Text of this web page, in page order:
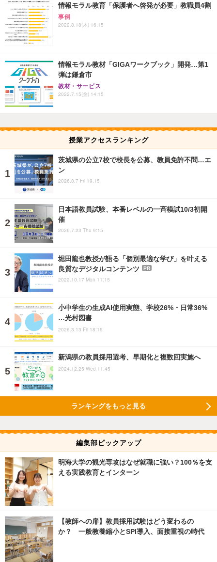
情報モラル教育「保護者へ啓発が必要」教職員4割
事例
2022.8.18(木) 16:15
情報モラル教材「GIGAワークブック」開発…第1
弾は鎌倉市
教材・サービス
2022.7.15(金) 14:15
授業アクセスランキング
茨城県の公立7校で校長を公募、教員免許不問…エ
ン
2026.8.7 Fri 19:15
日本語教員試験、本番レベルの一斉模試10/3初開
催
2026.7.23 Thu 9:15
堀田龍也教授が語る「個別最適な学び」を叶える
良質なデジタルコンテンツ
PR
2022.10.17 Mon 11:15
小中学生の生成AI使用実態、学校26%・日常36%
…光村図書
2026.3.13 Fri 18:15
新潟県の教員採用選考、早期化と複数回実施へ
2024.12.25 Wed 11:45
ランキングをもっと見る
編集部ピックアップ
明海大学の観光専攻はなぜ就職に強い？100％を支
える実践教育とインターン
【教師への扉】教員採用試験はどう変わるの
か？ 一般教養縮小とSPI導入、面接重視の時代